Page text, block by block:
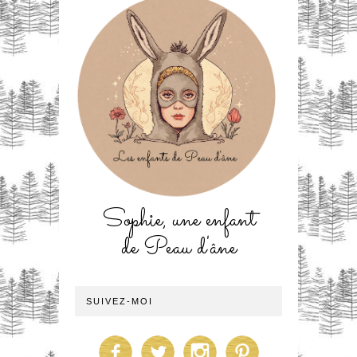
Sophie, une enfant
de Peau d'âne
SUIVEZ-MOI